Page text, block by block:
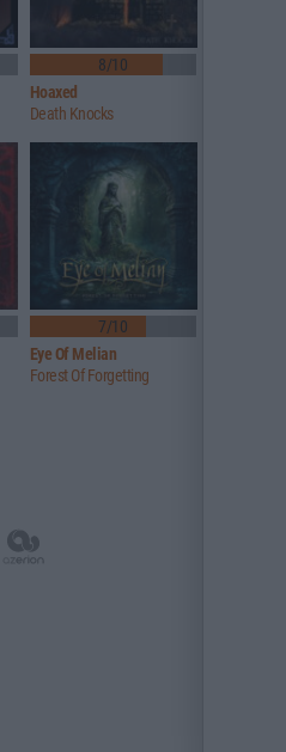
8/10
Hoaxed
Death Knocks
7/10
Eye Of Melian
Forest Of Forgetting